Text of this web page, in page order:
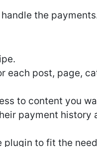
the
each post, page,
to content you
payment history
to fit the